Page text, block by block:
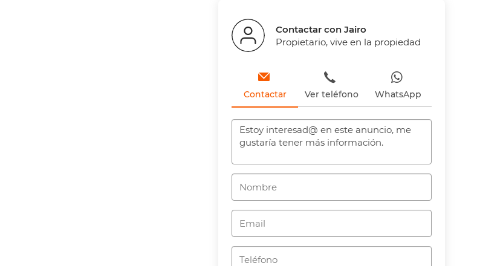
Contactar con Jairo
Propietario, vive en la propiedad
Contactar Ver teléfono WhatsApp